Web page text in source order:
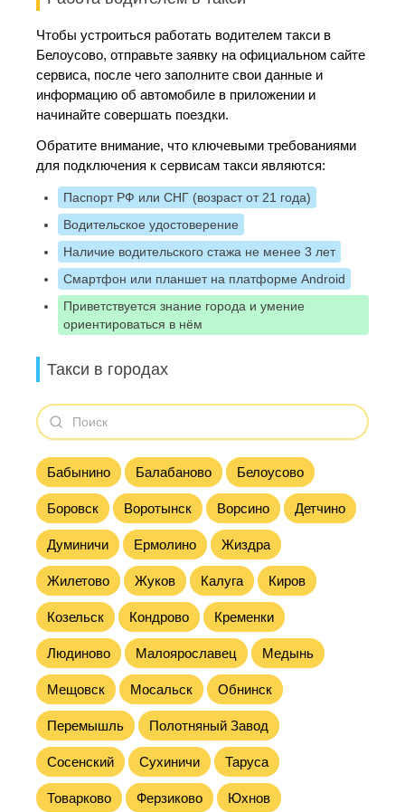
Чтобы устроиться работать водителем такси в
Белоусово, отправьте заявку на официальном сайте
сервиса, после чего заполните свои данные и
информацию об автомобиле в приложении и
начинайте совершать поездки.
Обратите внимание, что ключевыми требованиями
для подключения к сервисам такси являются:
Паспорт РФ или СНГ (возраст от 21 года)
Водительское удостоверение
Наличие водительского стажа не менее 3 лет
Смартфон или планшет на платформе Android
Приветствуется знание города и умение
ориентироваться в нём
Такси в городах
Бабынино Балабаново Белоусово
Боровск Воротынск Ворсино Детчино
Думиничи Ермолино Жиздра
Жилетово Жуков Калуга Киров
Козельск Кондрово Кременки
Людиново Малоярославец Медынь
Мещовск Мосальск Обнинск
Перемышль Полотняный Завод
Сосенский Сухиничи Таруса
Товарково Ферзиково Юхнов